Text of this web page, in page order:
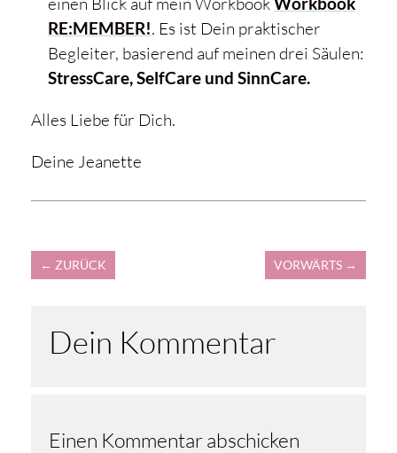
RE:MEMBER!. Es ist Dein praktischer
Begleiter, basierend auf meinen drei Säulen:
StressCare, SelfCare und SinnCare.
Alles Liebe für Dich.
Deine Jeanette
← ZURÜCK VORWÄRTS →
Dein Kommentar
Einen Kommentar abschicken